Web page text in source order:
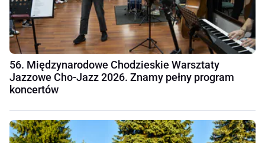
56. Międzynarodowe Chodzieskie Warsztaty
Jazzowe Cho-Jazz 2026. Znamy pełny program
koncertów